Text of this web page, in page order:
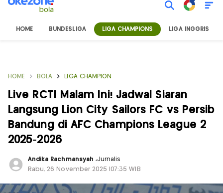
HOME BUNDESLIGA LIGA CHAMPIONS LIGA INGGRIS
HOME BOLA LIGA CHAMPION
Live RCTI Malam Ini! Jadwal Siaran
Langsung Lion City Sailors FC vs Persib
Bandung di AFC Champions League 2
2025-2026
Andika Rachmansyah ,Jurnalis
Rabu, 26 November 2025 |07:35 WIB